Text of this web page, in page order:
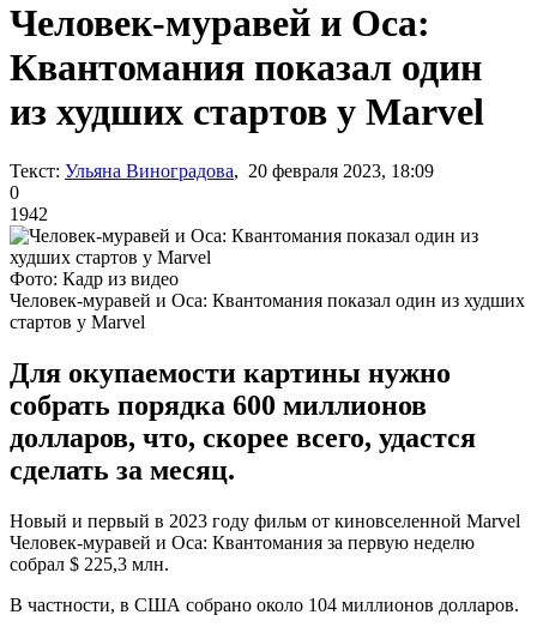
Человек-муравей и Оса:
Квантомания показал один
из худших стартов у Marvel
Текст: Ульяна Виноградова, 20 февраля 2023, 18:09
0
1942
Фото: Кадр из видео
Человек-муравей и Оса: Квантомания показал один из худших
стартов у Marvel
Для окупаемости картины нужно
собрать порядка 600 миллионов
долларов, что, скорее всего, удастся
сделать за месяц.
Новый и первый в 2023 году фильм от киновселенной Marvel
Человек-муравей и Оса: Квантомания за первую неделю
собрал $ 225,3 млн.
В частности, в США собрано около 104 миллионов долларов.